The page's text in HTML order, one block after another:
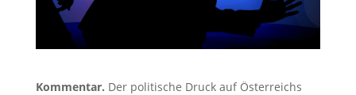
Kommentar. Der politische Druck auf Österreichs